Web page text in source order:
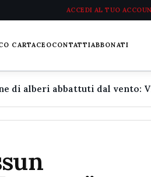
ACCEDI AL TUO
CARTACEOCONTATTIABBONATI